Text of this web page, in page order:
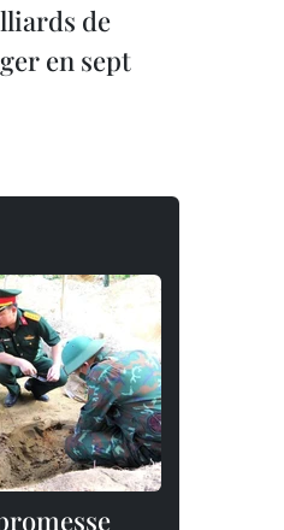
de
en sept